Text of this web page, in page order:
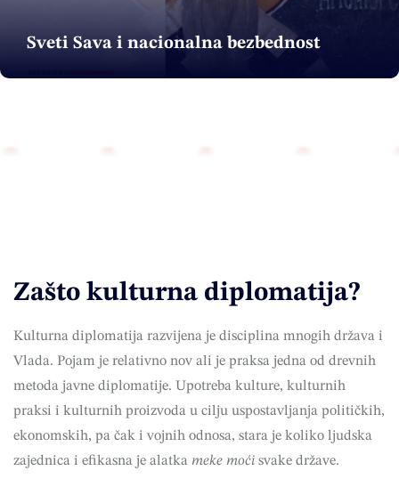
Sveti Sava i nacionalna bezbednost
Zašto kulturna diplomatija?
Kulturna diplomatija razvijena je disciplina mnogih država i
Vlada. Pojam je relativno nov ali je praksa jedna od drevnih
metoda javne diplomatije. Upotreba kulture, kulturnih
praksi i kulturnih proizvoda u cilju uspostavljanja političkih,
ekonomskih, pa čak i vojnih odnosa, stara je koliko ljudska
zajednica i efikasna je alatka meke moći svake države.